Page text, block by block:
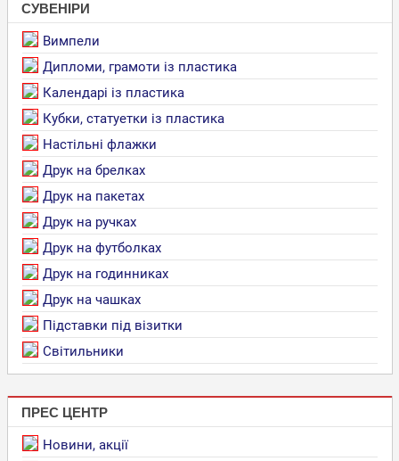
СУВЕНІРИ
Вимпели
Дипломи, грамоти із пластика
Календарі із пластика
Кубки, статуетки із пластика
Настільні флажки
Друк на брелках
Друк на пакетах
Друк на ручках
Друк на футболках
Друк на годинниках
Друк на чашках
Підставки під візитки
Світильники
ПРЕС ЦЕНТР
Новини, акції